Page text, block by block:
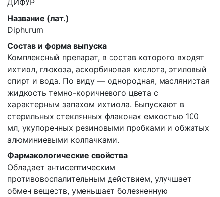
ДИФУР
Название (лат.)
Diphurum
Состав и форма выпуска
Комплексный препарат, в состав которого входят
ихтиол, глюкоза, аскорбиновая кислота, этиловый
спирт и вода. По виду — однородная, маслянистая
жидкость темно-коричневого цвета с
характерным запахом ихтиола. Выпускают в
стерильных стеклянных флаконах емкостью 100
мл, укупоренных резиновыми пробками и обжатых
алюминиевыми колпачками.
Фармакологические свойства
Обладает антисептическим
противовоспалительным действием, улучшает
обмен веществ, уменьшает болезненную